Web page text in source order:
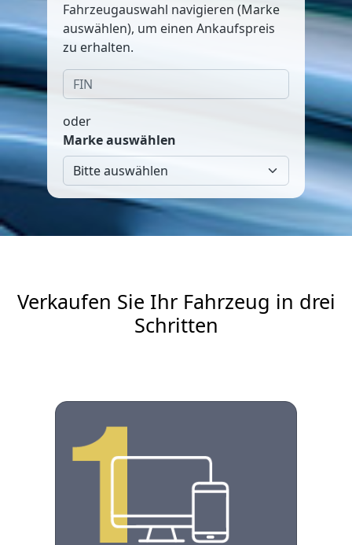
Fahrzeugauswahl navigieren (Marke
auswählen), um einen Ankaufspreis
zu erhalten.
oder
Marke auswählen
Verkaufen Sie Ihr Fahrzeug in drei
Schritten